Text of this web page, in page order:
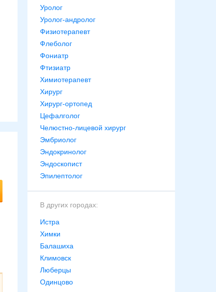
Уролог
Уролог-андролог
Физиотерапевт
Флеболог
Фониатр
Фтизиатр
Химиотерапевт
Хирург
Хирург-ортопед
Цефалголог
Челюстно-лицевой хирург
Эмбриолог
Эндокринолог
Эндоскопист
Эпилептолог
В других городах:
Истра
Химки
Балашиха
Климовск
Люберцы
Одинцово